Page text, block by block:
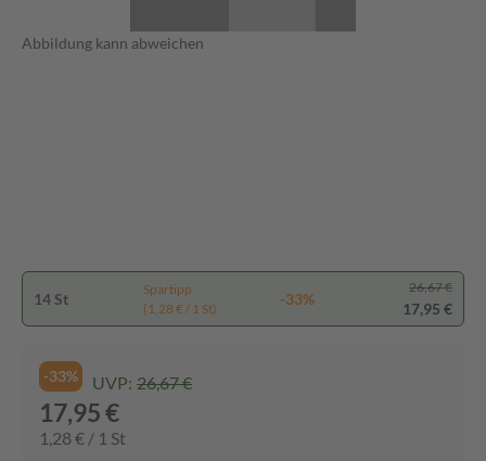
Abbildung kann abweichen
14 St
Spartipp
(1,28 € / 1 St)
-33%
26,67 €
17,95 €
-33% UVP: 26,67 €
17,95 €
1,28 € / 1 St